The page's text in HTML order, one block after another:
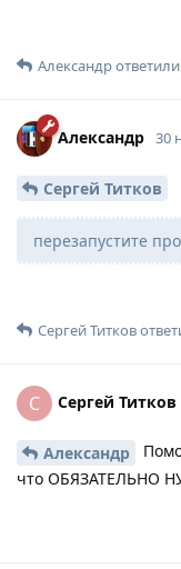
Александр
Александр 30
Сергей Титков
перезапустите
Сергей Титков
С Сергей Титков
Александр
что ОБЯЗАТЕЛЬНО